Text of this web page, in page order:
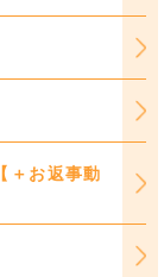
＋お返事動